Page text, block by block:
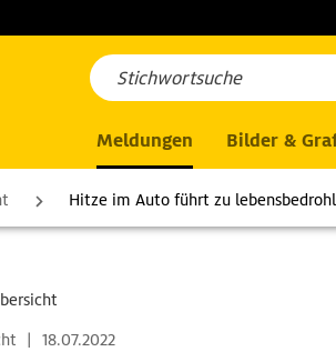
Meldungen Bilder &
Hitze im Auto führt zu
| 18.07.2022